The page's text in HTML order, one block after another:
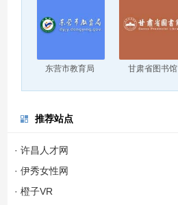
东营市教育局 甘肃省图书馆
推荐站点
· 许昌人才网
· 伊秀女性网
· 橙子VR